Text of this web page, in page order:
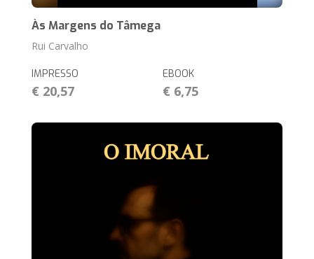
Às Margens do Tâmega
Rui Carvalho
IMPRESSO
€ 20,57
EBOOK
€ 6,75